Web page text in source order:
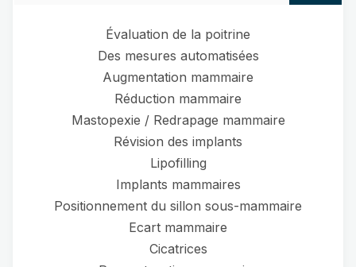
Évaluation de la poitrine
Des mesures automatisées
Augmentation mammaire
Réduction mammaire
Mastopexie / Redrapage mammaire
Révision des implants
Lipofilling
Implants mammaires
Positionnement du sillon sous-mammaire
Ecart mammaire
Cicatrices